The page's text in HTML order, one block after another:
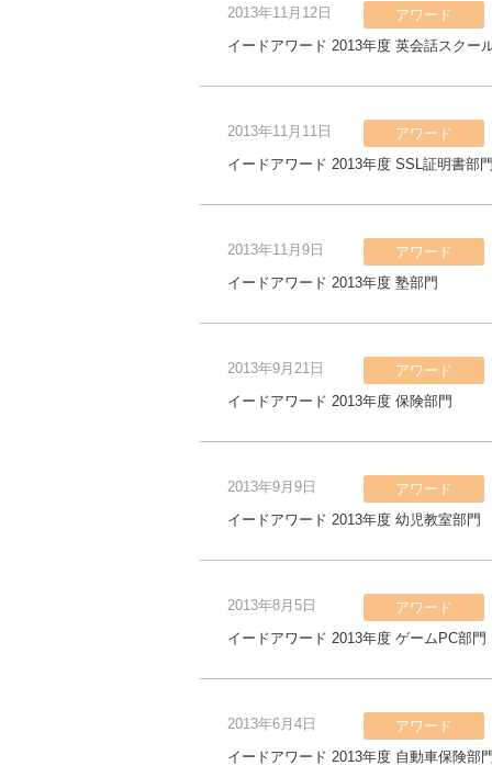
2013年11月12日
アワード
イードアワード 2013年度 英会話スクー
2013年11月11日
アワード
イードアワード 2013年度 SSL証明書部門
2013年11月9日
アワード
イードアワード 2013年度 塾部門
2013年9月21日
アワード
イードアワード 2013年度 保険部門
2013年9月9日
アワード
イードアワード 2013年度 幼児教室部門
2013年8月5日
アワード
イードアワード 2013年度 ゲームPC部門
2013年6月4日
アワード
イードアワード 2013年度 自動車保険部門